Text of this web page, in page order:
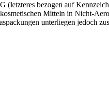
(letzteres bezogen auf
Mitteln in Nicht-
unterliegen jedoch